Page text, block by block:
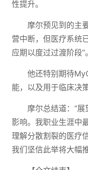
性提升。
摩尔预见到的主
营中断，但医疗系统
应期以度过过渡阶段”。
他还特别期待
能，以及用于临床决
摩尔总结道：“
影响。我职业生涯中
理解分散割裂的医疗
我们坚信此举将大幅